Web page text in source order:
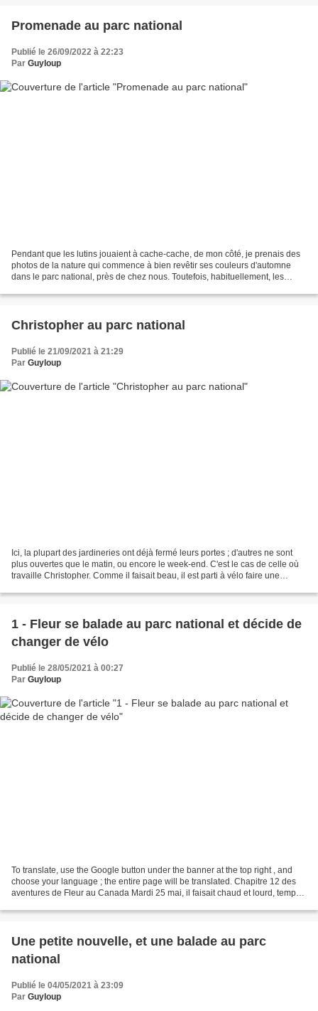
Promenade au parc national
Publié le 26/09/2022 à 22:23
Par Guyloup
Pendant que les lutins jouaient à cache-cache, de mon côté, je prenais des
photos de la nature qui commence à bien revêtir ses couleurs d'automne
dans le parc national, près de chez nous. Toutefois, habituellement, les
Christopher au parc national
Publié le 21/09/2021 à 21:29
Par Guyloup
Ici, la plupart des jardineries ont déjà fermé leurs portes ; d'autres ne sont
plus ouvertes que le matin, ou encore le week-end. C'est le cas de celle où
travaille Christopher. Comme il faisait beau, il est parti à vélo faire une
1 - Fleur se balade au parc national et décide de
changer de vélo
Publié le 28/05/2021 à 00:27
Par Guyloup
To translate, use the Google button under the banner at the top right , and
choose your language ; the entire page will be translated. Chapitre 12 des
aventures de Fleur au Canada Mardi 25 mai, il faisait chaud et lourd, temps
Une petite nouvelle, et une balade au parc
national
Publié le 04/05/2021 à 23:09
Par Guyloup